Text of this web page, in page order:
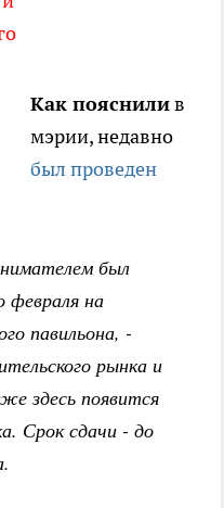
Как пояснилив
мэрии, недавно
был проведен
был
февраля на
павильона, -
рынка и
здесь появится
Срок сдачи - до